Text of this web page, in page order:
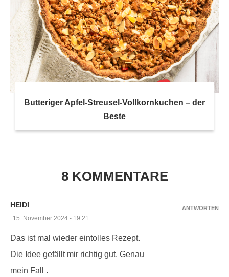
Butteriger Apfel-Streusel-Vollkornkuchen – der
Beste
8 KOMMENTARE
HEIDI
15. November 2024 - 19:21
Das ist mal wieder eintolles Rezept.
Die Idee gefällt mir richtig gut. Genau
mein Fall .
ANTWORTEN